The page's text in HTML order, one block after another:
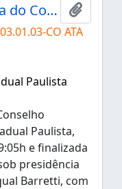
Ata da 268ª sessão ordinária do Conselho Universitário da Unesp de 16/12/2021
Add to
CO ATA
Paulista
Paulista,
e finalizada
presidência
Barretti, com